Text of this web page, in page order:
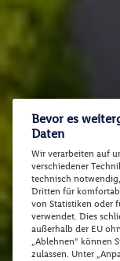
Bevor es
Daten
Wir verarbeiten auf
verschiedener
technisch
Dritten für
von Statistiken oder
verwendet. Dies
außerhalb der EU
„Ablehnen“ können
zulassen. Unter